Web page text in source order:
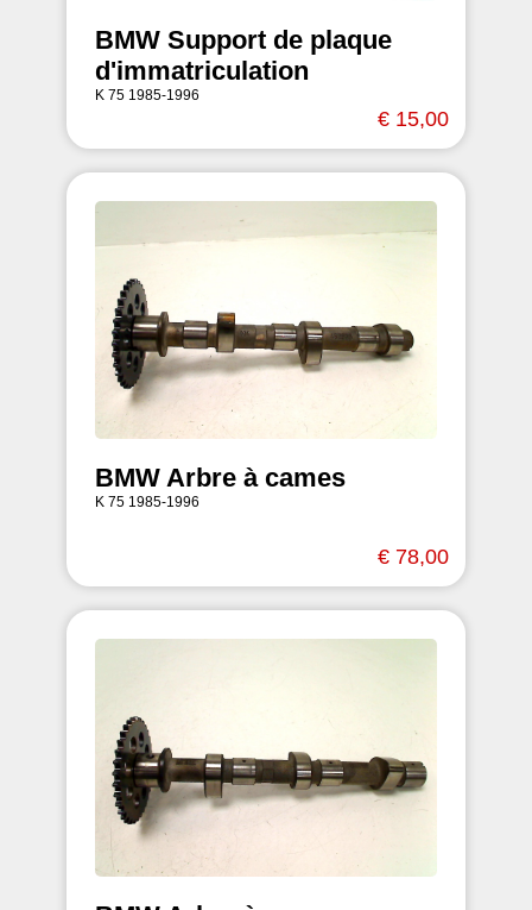
BMW Support de plaque
d'immatriculation
K 75 1985-1996
€ 15,00
BMW Arbre à cames
K 75 1985-1996
€ 78,00